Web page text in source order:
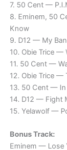
7. 50 Cent —
8. Eminem, 50
Know
9. D12 — My
10. Obie Trice —
11. 50 Cent —
12. Obie Trice —
13. 50 Cent — In
14. D12 — Fight
15. Yelawolf —
Bonus Track:
Eminem — Lose